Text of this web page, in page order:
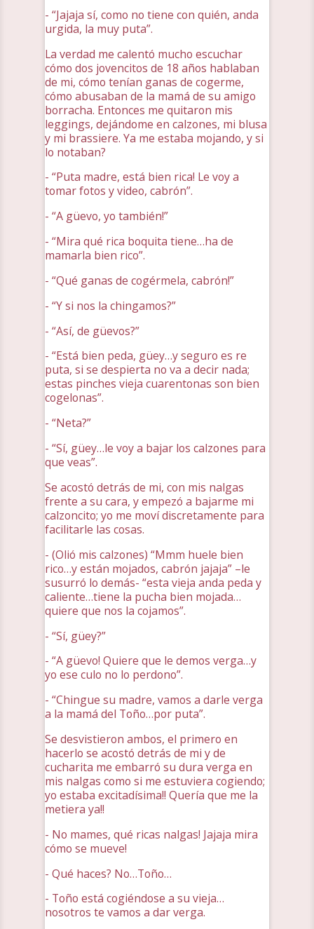
- “Jajaja sí, como no tiene con quién, anda
urgida, la muy puta”.
La verdad me calentó mucho escuchar
cómo dos jovencitos de 18 años hablaban
de mi, cómo tenían ganas de cogerme,
cómo abusaban de la mamá de su amigo
borracha. Entonces me quitaron mis
leggings, dejándome en calzones, mi blusa
y mi brassiere. Ya me estaba mojando, y si
lo notaban?
- “Puta madre, está bien rica! Le voy a
tomar fotos y video, cabrón”.
- “A güevo, yo también!”
- “Mira qué rica boquita tiene…ha de
mamarla bien rico”.
- “Qué ganas de cogérmela, cabrón!”
- “Y si nos la chingamos?”
- “Así, de güevos?”
- “Está bien peda, güey…y seguro es re
puta, si se despierta no va a decir nada;
estas pinches vieja cuarentonas son bien
cogelonas”.
- “Neta?”
- “Sí, güey…le voy a bajar los calzones para
que veas”.
Se acostó detrás de mi, con mis nalgas
frente a su cara, y empezó a bajarme mi
calzoncito; yo me moví discretamente para
facilitarle las cosas.
- (Olió mis calzones) “Mmm huele bien
rico…y están mojados, cabrón jajaja” –le
susurró lo demás- “esta vieja anda peda y
caliente…tiene la pucha bien mojada…
quiere que nos la cojamos”.
- “Sí, güey?”
- “A güevo! Quiere que le demos verga…y
yo ese culo no lo perdono”.
- “Chingue su madre, vamos a darle verga
a la mamá del Toño…por puta”.
Se desvistieron ambos, el primero en
hacerlo se acostó detrás de mi y de
cucharita me embarró su dura verga en
mis nalgas como si me estuviera cogiendo;
yo estaba excitadísima!! Quería que me la
metiera ya!!
- No mames, qué ricas nalgas! Jajaja mira
cómo se mueve!
- Qué haces? No…Toño…
- Toño está cogiéndose a su vieja…
nosotros te vamos a dar verga.